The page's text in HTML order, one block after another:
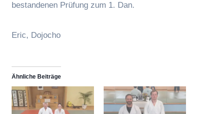
bestandenen Prüfung zum 1. Dan.
Eric, Dojocho
Ähnliche Beiträge